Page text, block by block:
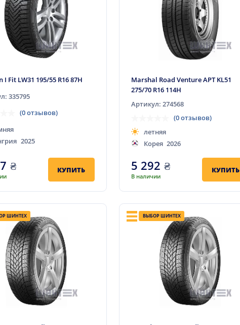
I Fit LW31 195/55 R16 87H
335795
(0 отзывов)
2025
₴ КУПИТЬ
Marshal Road Venture APT KL51
275/70 R16 114H
Артикул: 274568
(0 отзывов)
летняя
Корея 2026
5 292 ₴
В наличии
КУПИТЬ
ШИНТЕХ ВЫБОР ШИНТЕХ